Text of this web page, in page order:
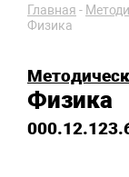
Главная -
Физика
Физика